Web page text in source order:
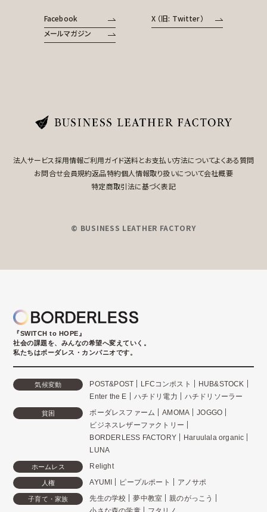
Facebook
X （旧: Twitter）
メールマガジン
法人サービス採用情報ご利用ガイド送料とお支払い方法についてよくある質問
お問合せ会員規約返品特約個人情報取り扱いについて会社概要
特定商取引法に基づく表記
© BUSINESS LEATHER FACTORY
『SWITCH to HOPE』
社会の課題を、みんなの希望へ変えていく。
私たちはボーダレス・カンパニオです。
気候変動 POST&POST LFCコンポスト
HUB&STOCK
Enter the E
ハチドリ電力 ハチドリソーラー
貧困 ボーダレスファーム AMOMA
JOGGO
ビジネスレザーファクトリー
BORDERLESS FACTORY
Haruulala organic
LUNA
ホームレス Relight
人権 AYUMI ピープルポート アノサポ
子育て・家族 先生の学校 夢中教室
親のがっこう